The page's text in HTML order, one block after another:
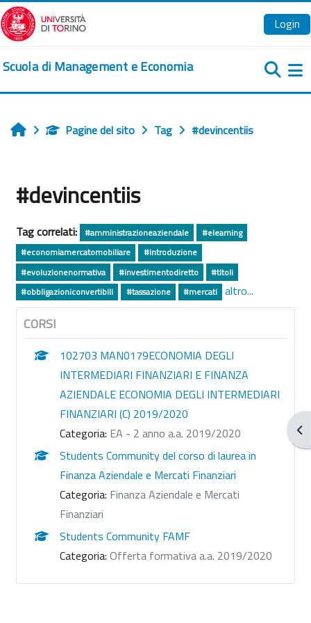
Vai al contenuto principale
Login
Scuola di Management e Economia
HomePagine del sito Tag #devincentiis
#devincentiis
Tag correlati: #amministrazioneaziendale
#elearning
#economiamercatomobiliare
#introduzione
#evoluzionenormativa
#investimentodiretto
#titoli
#obbligazioniconvertibili
#tassazione #mercati altro...
CORSI
102703 MAN0179ECONOMIA DEGLI
INTERMEDIARI FINANZIARI E FINANZA
AZIENDALE ECONOMIA DEGLI INTERMEDIARI
FINANZIARI (C) 2019/2020
Categoria: EA - 2 anno a.a. 2019/2020
Students Community del corso di laurea in
Finanza Aziendale e Mercati Finanziari
Categoria: Finanza Aziendale e Mercati
Finanziari
Students Community FAMF
Categoria: Offerta formativa a.a. 2019/2020